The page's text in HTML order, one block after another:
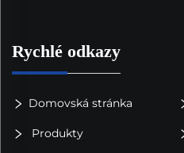
Rychlé odkazy
Domovská stránka
Produkty